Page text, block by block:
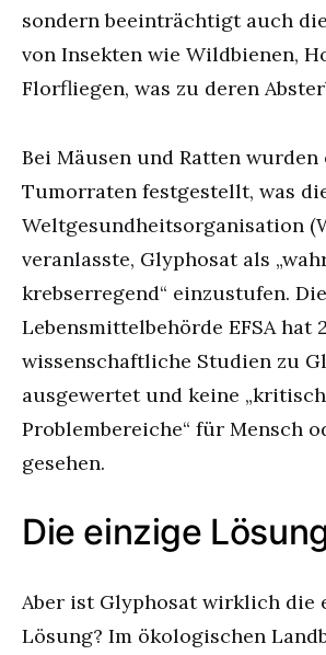
sondern beeinträchtigt auch
von Insekten wie Wildbienen,
Florfliegen, was zu deren
Bei Mäusen und Ratten wurden
Tumorraten festgestellt, was
Weltgesundheitsorganisation
veranlasste, Glyphosat als
krebserregend“ einzustufen.
Lebensmittelbehörde EFSA hat
wissenschaftliche Studien zu
ausgewertet und keine
Problembereiche“ für Mensch
gesehen.
Die einzige
Aber ist Glyphosat wirklich die
Lösung? Im ökologischen